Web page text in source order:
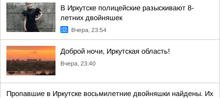
В Иркутске полицейские разыскивают 8-
летних двойняшек
Вчера, 23:54
Доброй ночи, Иркутская область!
Вчера, 23:40
Пропавшие в Иркутске восьмилетние двойняшки найдены. Их